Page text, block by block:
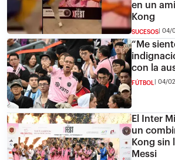
en un
Kong
SUCESOS 04/
“Me
con la
FÚTBOL 04/
El Inter
un
Kong sin
Messi